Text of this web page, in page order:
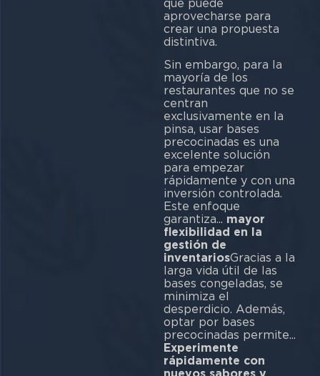
que puede
aprovecharse para
crear una propuesta
distintiva.
Sin embargo, para la
mayoría de los
restaurantes que no se
centran
exclusivamente en la
pinsa, usar bases
precocinadas es una
excelente solución
para empezar
rápidamente y con una
inversión controlada.
Este enfoque
garantiza... mayor
flexibilidad en la
gestión de
inventariosGracias a la
larga vida útil de las
bases congeladas, se
minimiza el
desperdicio. Además,
optar por bases
precocinadas permite...
Experimente
rápidamente con